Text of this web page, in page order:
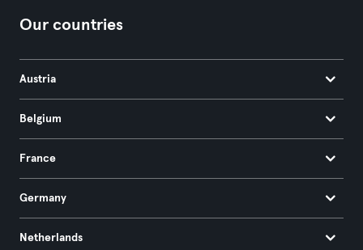
Our countries
Austria
Belgium
France
Germany
Netherlands